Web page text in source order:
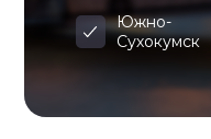
Южно-
Сухокумск